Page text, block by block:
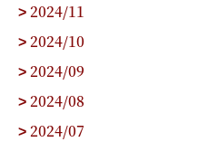
> 2024/11
> 2024/10
> 2024/09
> 2024/08
> 2024/07